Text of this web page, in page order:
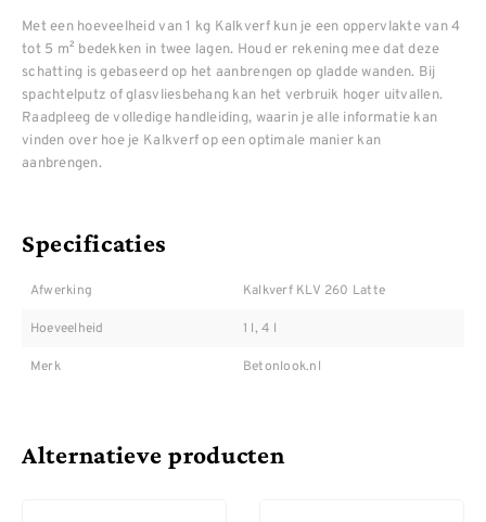
Met een hoeveelheid van 1 kg Kalkverf kun je een oppervlakte van 4
tot 5 m² bedekken in twee lagen. Houd er rekening mee dat deze
schatting is gebaseerd op het aanbrengen op gladde wanden. Bij
spachtelputz of glasvliesbehang kan het verbruik hoger uitvallen.
Raadpleeg de volledige handleiding, waarin je alle informatie kan
vinden over hoe je Kalkverf op een optimale manier kan
aanbrengen.
Specificaties
Afwerking Kalkverf KLV 260 Latte
Hoeveelheid 1 l, 4 l
Merk Betonlook.nl
Alternatieve producten